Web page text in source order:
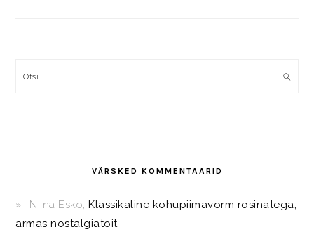
Otsi
VÄRSKED KOMMENTAARID
Niina Esko,Klassikaline kohupiimavorm rosinatega,
armas nostalgiatoit